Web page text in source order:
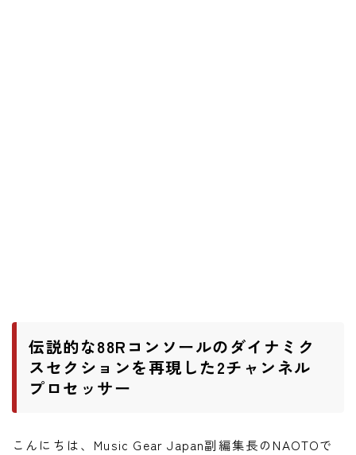
ベースアンプ
その他機材
アプリ
伝説的な88Rコンソールのダイナミク
スセクションを再現した2チャンネル
プロセッサー
こんにちは、Music Gear Japan副編集長のNAOTOで